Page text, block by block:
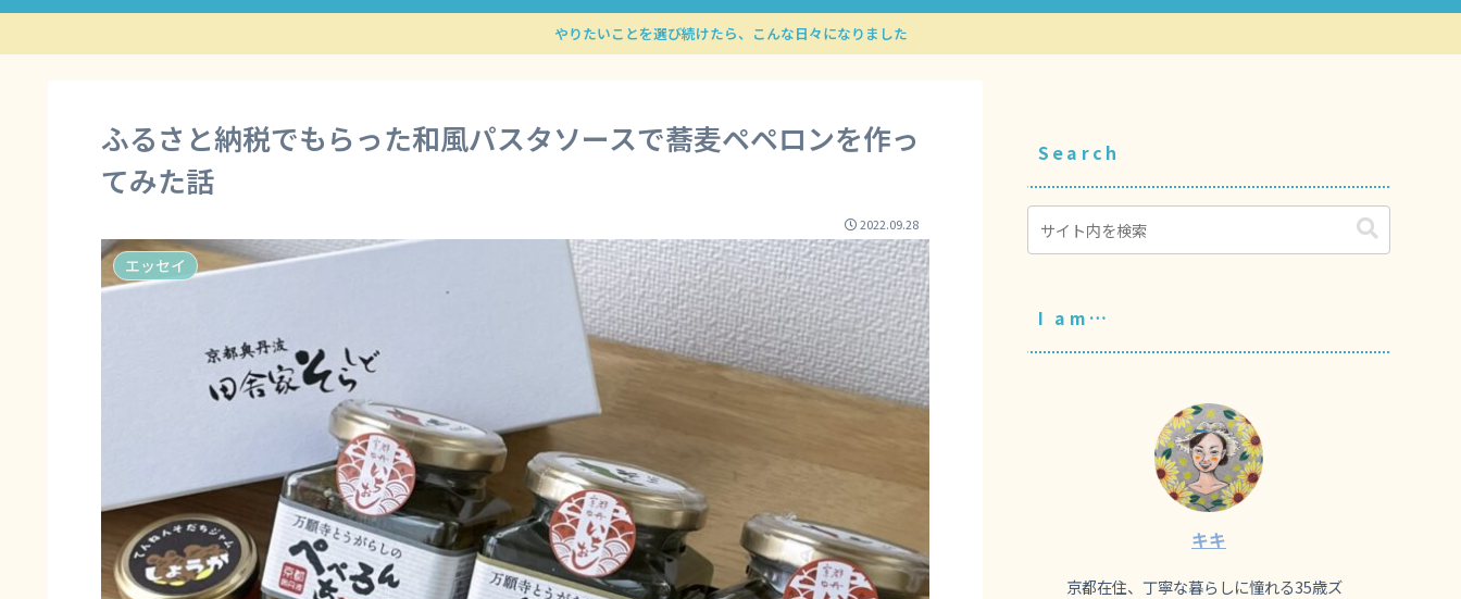
やりたいことを選び続けたら、こんな日々になりました
ふるさと納税でもらった和風パスタソースで蕎麦ペペロンを作っ
てみた話
2022.09.28
エッセイ
Search
I am…
キキ
京都在住、丁寧な暮らしに憧れる35歳ズ